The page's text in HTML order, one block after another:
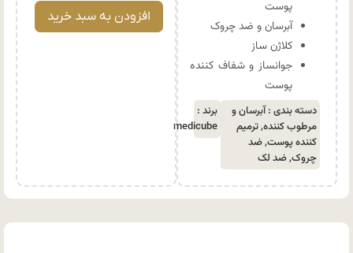
پوست
آبرسان و ضد چروک
کلاژن ساز
جوانساز و شفاف کننده
پوست
دسته بندی :آبرسان و
مرطوب کننده,ترمیم
کننده پوست,ضد
چروک,ضد لک
برند :
medicube
افزودن به سبد خرید